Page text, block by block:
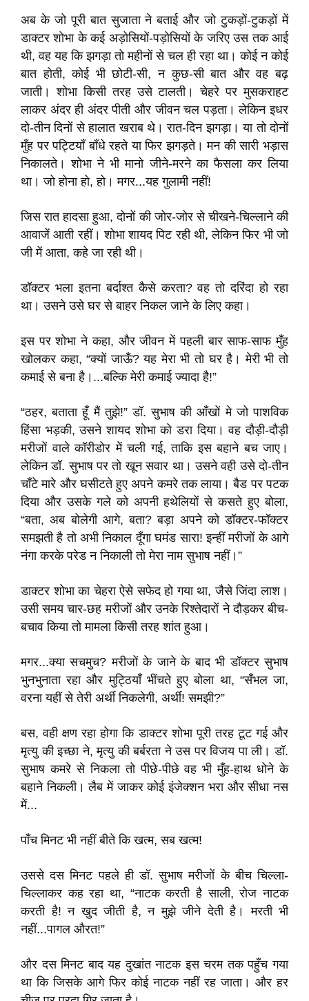
अब के जो पूरी बात सुजाता ने बताई और जो टुकड़ों-टुकड़ों में
डाक्टर शोभा के कई अड़ोसियों-पड़ोसियों के जरिए उस तक आई
थी, वह यह कि झगड़ा तो महीनों से चल ही रहा था। कोई न कोई
बात होती, कोई भी छोटी-सी, न कुछ-सी बात और वह बढ़
जाती। शोभा किसी तरह उसे टालती। चेहरे पर मुसकराहट
लाकर अंदर ही अंदर पीती और जीवन चल पड़ता। लेकिन इधर
दो-तीन दिनों से हालात खराब थे। रात-दिन झगड़ा। या तो दोनों
मुँह पर पट्टियाँ बाँधे रहते या फिर झगड़ते। मन की सारी भड़ास
निकालते। शोभा ने भी मानो जीने-मरने का फैसला कर लिया
था। जो होना हो, हो। मगर...यह गुलामी नहीं!
जिस रात हादसा हुआ, दोनों की जोर-जोर से चीखने-चिल्लाने की
आवाजें आती रहीं। शोभा शायद पिट रही थी, लेकिन फिर भी जो
जी में आता, कहे जा रही थी।
डॉक्टर भला इतना बर्दाश्त कैसे करता? वह तो दरिंदा हो रहा
था। उसने उसे घर से बाहर निकल जाने के लिए कहा।
इस पर शोभा ने कहा, और जीवन में पहली बार साफ-साफ मुँह
खोलकर कहा, “क्यों जाऊँ? यह मेरा भी तो घर है। मेरी भी तो
कमाई से बना है।...बल्कि मेरी कमाई ज्यादा है!”
“ठहर, बताता हूँ मैं तुझे!” डॉ. सुभाष की आँखों मे जो पाशविक
हिंसा भड़की, उसने शायद शोभा को डरा दिया। वह दौड़ी-दौड़ी
मरीजों वाले कॉरीडोर में चली गई, ताकि इस बहाने बच जाए।
लेकिन डॉ. सुभाष पर तो खून सवार था। उसने वही उसे दो-तीन
चाँटे मारे और घसीटते हुए अपने कमरे तक लाया। बैड पर पटक
दिया और उसके गले को अपनी हथेलियों से कसते हुए बोला,
“बता, अब बोलेगी आगे, बता? बड़ा अपने को डॉक्टर-फॉक्टर
समझती है तो अभी निकाल दूँगा घमंड सारा! इन्हीं मरीजों के आगे
नंगा करके परेड न निकाली तो मेरा नाम सुभाष नहीं।”
डाक्टर शोभा का चेहरा ऐसे सफेद हो गया था, जैसे जिंदा लाश।
उसी समय चार-छह मरीजों और उनके रिश्तेदारों ने दौड़कर बीच-
बचाव किया तो मामला किसी तरह शांत हुआ।
मगर...क्या सचमुच? मरीजों के जाने के बाद भी डॉक्टर सुभाष
भुनभुनाता रहा और मुट्ठियाँ भींचते हुए बोला था, “सँभल जा,
वरना यहीं से तेरी अर्थी निकलेगी, अर्थी! समझी?”
बस, वही क्षण रहा होगा कि डाक्टर शोभा पूरी तरह टूट गई और
मृत्यु की इच्छा ने, मृत्यु की बर्बरता ने उस पर विजय पा ली। डॉ.
सुभाष कमरे से निकला तो पीछे-पीछे वह भी मुँह-हाथ धोने के
बहाने निकली। लैब में जाकर कोई इंजेक्शन भरा और सीधा नस
में...
पाँच मिनट भी नहीं बीते कि खत्म, सब खत्म!
उससे दस मिनट पहले ही डॉ. सुभाष मरीजों के बीच चिल्ला-
चिल्लाकर कह रहा था, “नाटक करती है साली, रोज नाटक
करती है! न खुद जीती है, न मुझे जीने देती है। मरती भी
नहीं...पागल औरत!”
और दस मिनट बाद यह दुखांत नाटक इस चरम तक पहुँच गया
था कि जिसके आगे फिर कोई नाटक नहीं रह जाता। और हर